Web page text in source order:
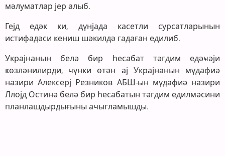
мәлуматлар јер алыб.
Гејд едәк ки, дүнјада касетли сурсатларынын
истифадәси ҝениш шәкилдә гадаған едилиб.
Украјнанын белә бир һесабат тәгдим едәҹәји
ҝөзләнилирди, чүнки өтән ај Украјнанын мүдафиә
назири Алексерј Резников АБШ-ын мүдафиә назири
Ллојд Остинә белә бир һесабатын тәгдим едилмәсини
планлашдырдығыны ачыгламышды.